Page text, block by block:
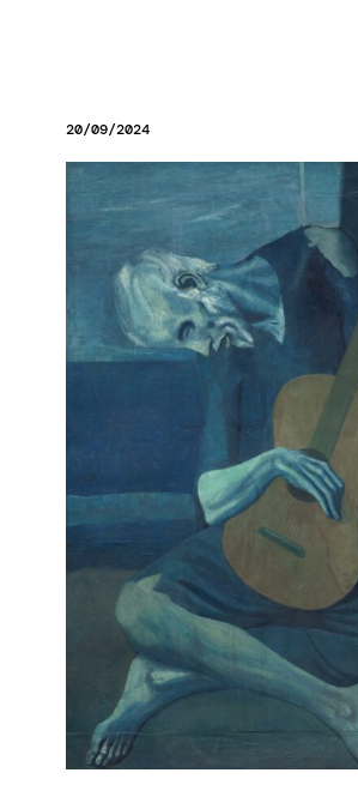
20/09/2024